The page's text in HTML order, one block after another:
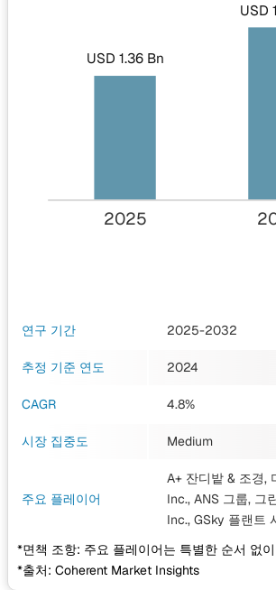
USD 1.36 Bn
USD
2025
연구 기간 2025-2032
추정 기준 연도 2024
CAGR 4.8%
시장 집중도 Medium
주요 플레이어
A+ 잔디밭 & 조경,
Inc., ANS 그룹, 그
Inc., GSky 플랜트
*면책 조항: 주요 플레이어는 특별한 순서 없
*출처: Coherent Market Insights